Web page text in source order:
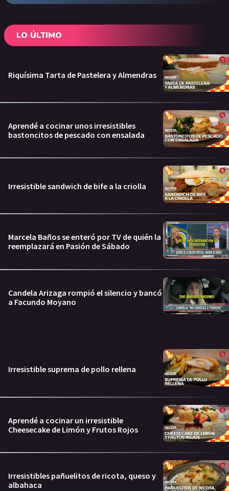
LO ÚLTIMO
Riquísima Tarta de Pastelera y Almendras
Aprendé a cocinar unos irresistibles
bastoncitos de pescado con ensalada
Irresistible sandwich de bife a la criolla
Marcela Baños se enteró por TV de quién la
reemplazará en Pasión de Sábado
Candela Arizaga rompió el silencio y bancó
a Facundo Moyano
Irresistible suprema de pollo rellena
Aprendé a cocinar un irresistible
Cheesecake de Limón y Frutos Rojos
Irresistibles pañuelitos de ricota, queso y
albahaca